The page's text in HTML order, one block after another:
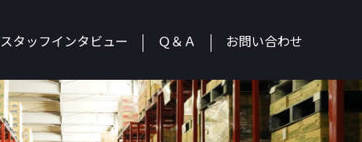
スタッフインタビュー Ｑ＆Ａ お問い合わせ